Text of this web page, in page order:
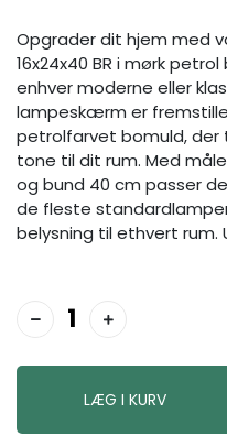
Opgrader dit hjem med
16x24x40 BR i mørk
enhver moderne eller
lampeskærm er
petrolfarvet bomuld, der
tone til dit rum. Med
og bund 40 cm passer
de fleste
belysning til ethvert rum.